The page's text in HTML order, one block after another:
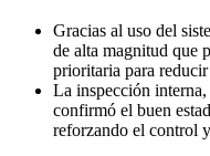
Gracias al uso del
de alta magnitud que
prioritaria para
La inspección
confirmó el buen
reforzando el control